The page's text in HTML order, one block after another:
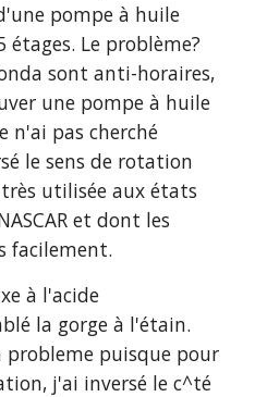
pompe à huile
Le problème?
sont anti-horaires,
une pompe à huile
n'ai pas cherché
le sens de rotation
utilisée aux états
et dont les
facilement.
à l'acide
la gorge à l'étain.
puisque pour
j'ai inversé le c^té